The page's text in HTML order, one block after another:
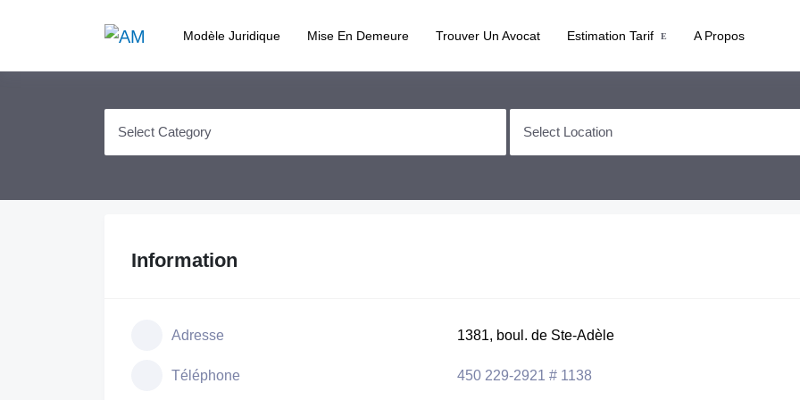
Modèle Juridique Mise En Demeure Trouver Un Avocat Estimation Tarif A Propos
Information
Adresse 1381, boul. de Ste-Adèle
Téléphone 450 229-2921 # 1138